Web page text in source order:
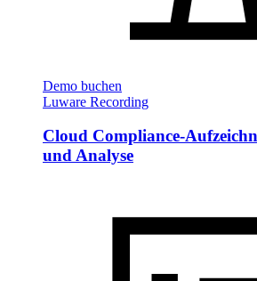
Demo buchen
Luware Recording
Cloud Compliance-
und Analyse